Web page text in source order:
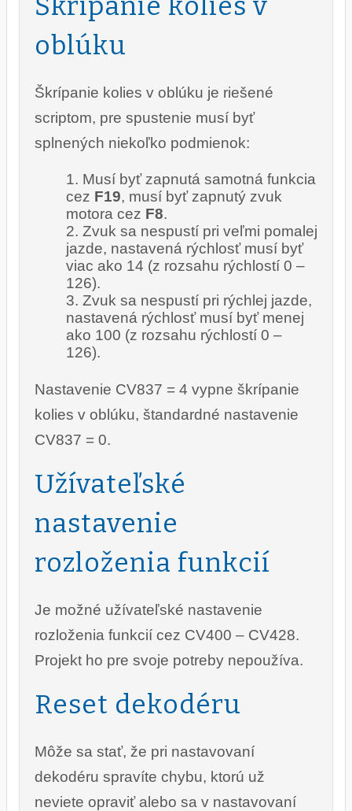
oblúku
Škrípanie kolies v oblúku je riešené
scriptom, pre spustenie musí byť
splnených niekoľko podmienok:
Musí byť zapnutá samotná funkcia
cez F19, musí byť zapnutý zvuk
motora cez F8.
Zvuk sa nespustí pri veľmi pomalej
jazde, nastavená rýchlosť musí byť
viac ako 14 (z rozsahu rýchlostí 0 –
126).
Zvuk sa nespustí pri rýchlej jazde,
nastavená rýchlosť musí byť menej
ako 100 (z rozsahu rýchlostí 0 –
126).
Nastavenie CV837 = 4 vypne škrípanie
kolies v oblúku, štandardné nastavenie
CV837 = 0.
Užívateľské
nastavenie
rozloženia funkcií
Je možné užívateľské nastavenie
rozloženia funkcií cez CV400 – CV428.
Projekt ho pre svoje potreby nepoužíva.
Reset dekodéru
Môže sa stať, že pri nastavovaní
dekodéru spravíte chybu, ktorú už
neviete opraviť alebo sa v nastavovaní